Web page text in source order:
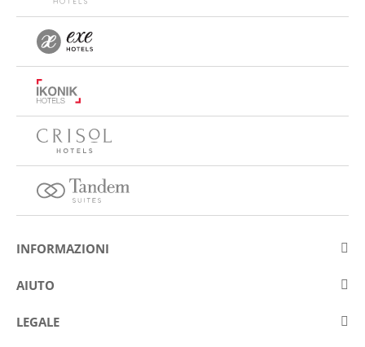
INFORMAZIONI
Su Eurostars Hotel Company
Concorsis
AIUTO
Contattare
LEGALE